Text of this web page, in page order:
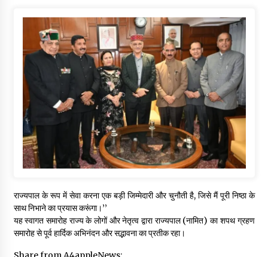
राज्यपाल के रूप में सेवा करना एक बड़ी जिम्मेदारी और चुनौती है, जिसे मैं पूरी निष्ठा के
साथ निभाने का प्रयास करूंगा।’’
यह स्वागत समारोह राज्य के लोगों और नेतृत्व द्वारा राज्यपाल (नामित) का शपथ ग्रहण
समारोह से पूर्व हार्दिक अभिनंदन और सद्भावना का प्रतीक रहा।